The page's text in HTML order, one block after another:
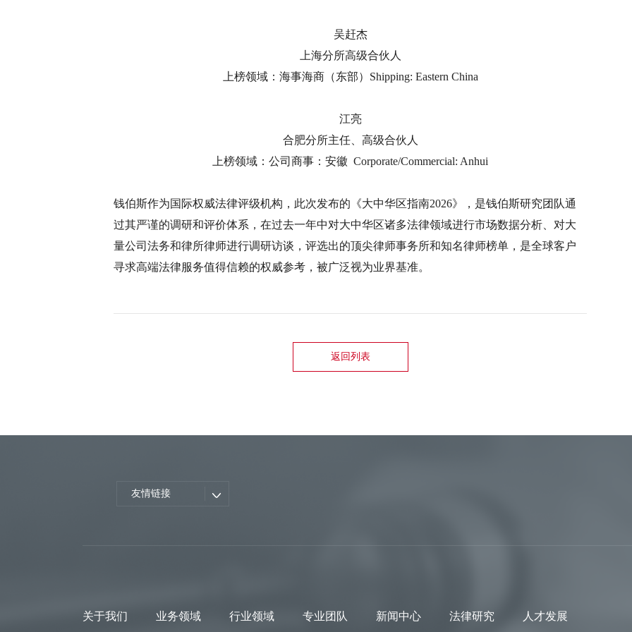
吴赶杰
上海分所高级合伙人
上榜领域：海事海商（东部）Shipping: Eastern China
江亮
合肥分所主任、高级合伙人
上榜领域：公司商事：安徽 Corporate/Commercial: Anhui
钱伯斯作为国际权威法律评级机构，此次发布的《大中华区指南2026》，是钱伯斯研究团队通
过其严谨的调研和评价体系，在过去一年中对大中华区诸多法律领域进行市场数据分析、对大
量公司法务和律所律师进行调研访谈，评选出的顶尖律师事务所和知名律师榜单，是全球客户
寻求高端法律服务值得信赖的权威参考，被广泛视为业界基准。
返回列表
友情链接
关于我们 业务领域 行业领域 专业团队 新闻中心 法律研究 人才发展